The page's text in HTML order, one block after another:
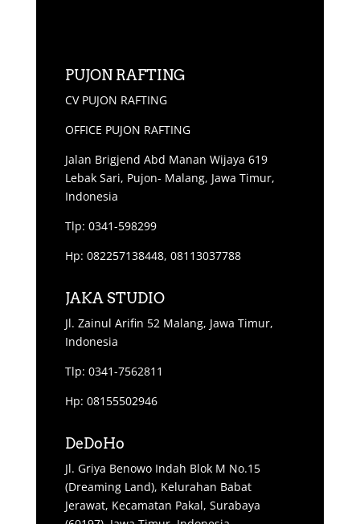
PUJON RAFTING
CV PUJON RAFTING
OFFICE PUJON RAFTING
Jalan Brigjend Abd Manan Wijaya 619
Lebak Sari, Pujon- Malang, Jawa Timur,
Indonesia
Tlp: 0341-598299
Hp: 082257138448, 08113037788
JAKA STUDIO
Jl. Zainul Arifin 52 Malang, Jawa Timur,
Indonesia
Tlp: 0341-7562811
Hp: 08155502946
DeDoHo
Jl. Griya Benowo Indah Blok M No.15
(Dreaming Land), Kelurahan Babat
Jerawat, Kecamatan Pakal, Surabaya